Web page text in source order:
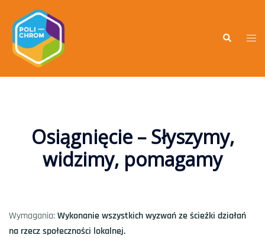
Osiągnięcie – Słyszymy,
widzimy, pomagamy
Wymagania: Wykonanie wszystkich wyzwań ze ścieżki działań
na rzecz społeczności lokalnej.